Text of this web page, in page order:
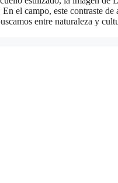
el campo, este contraste
entre naturaleza y